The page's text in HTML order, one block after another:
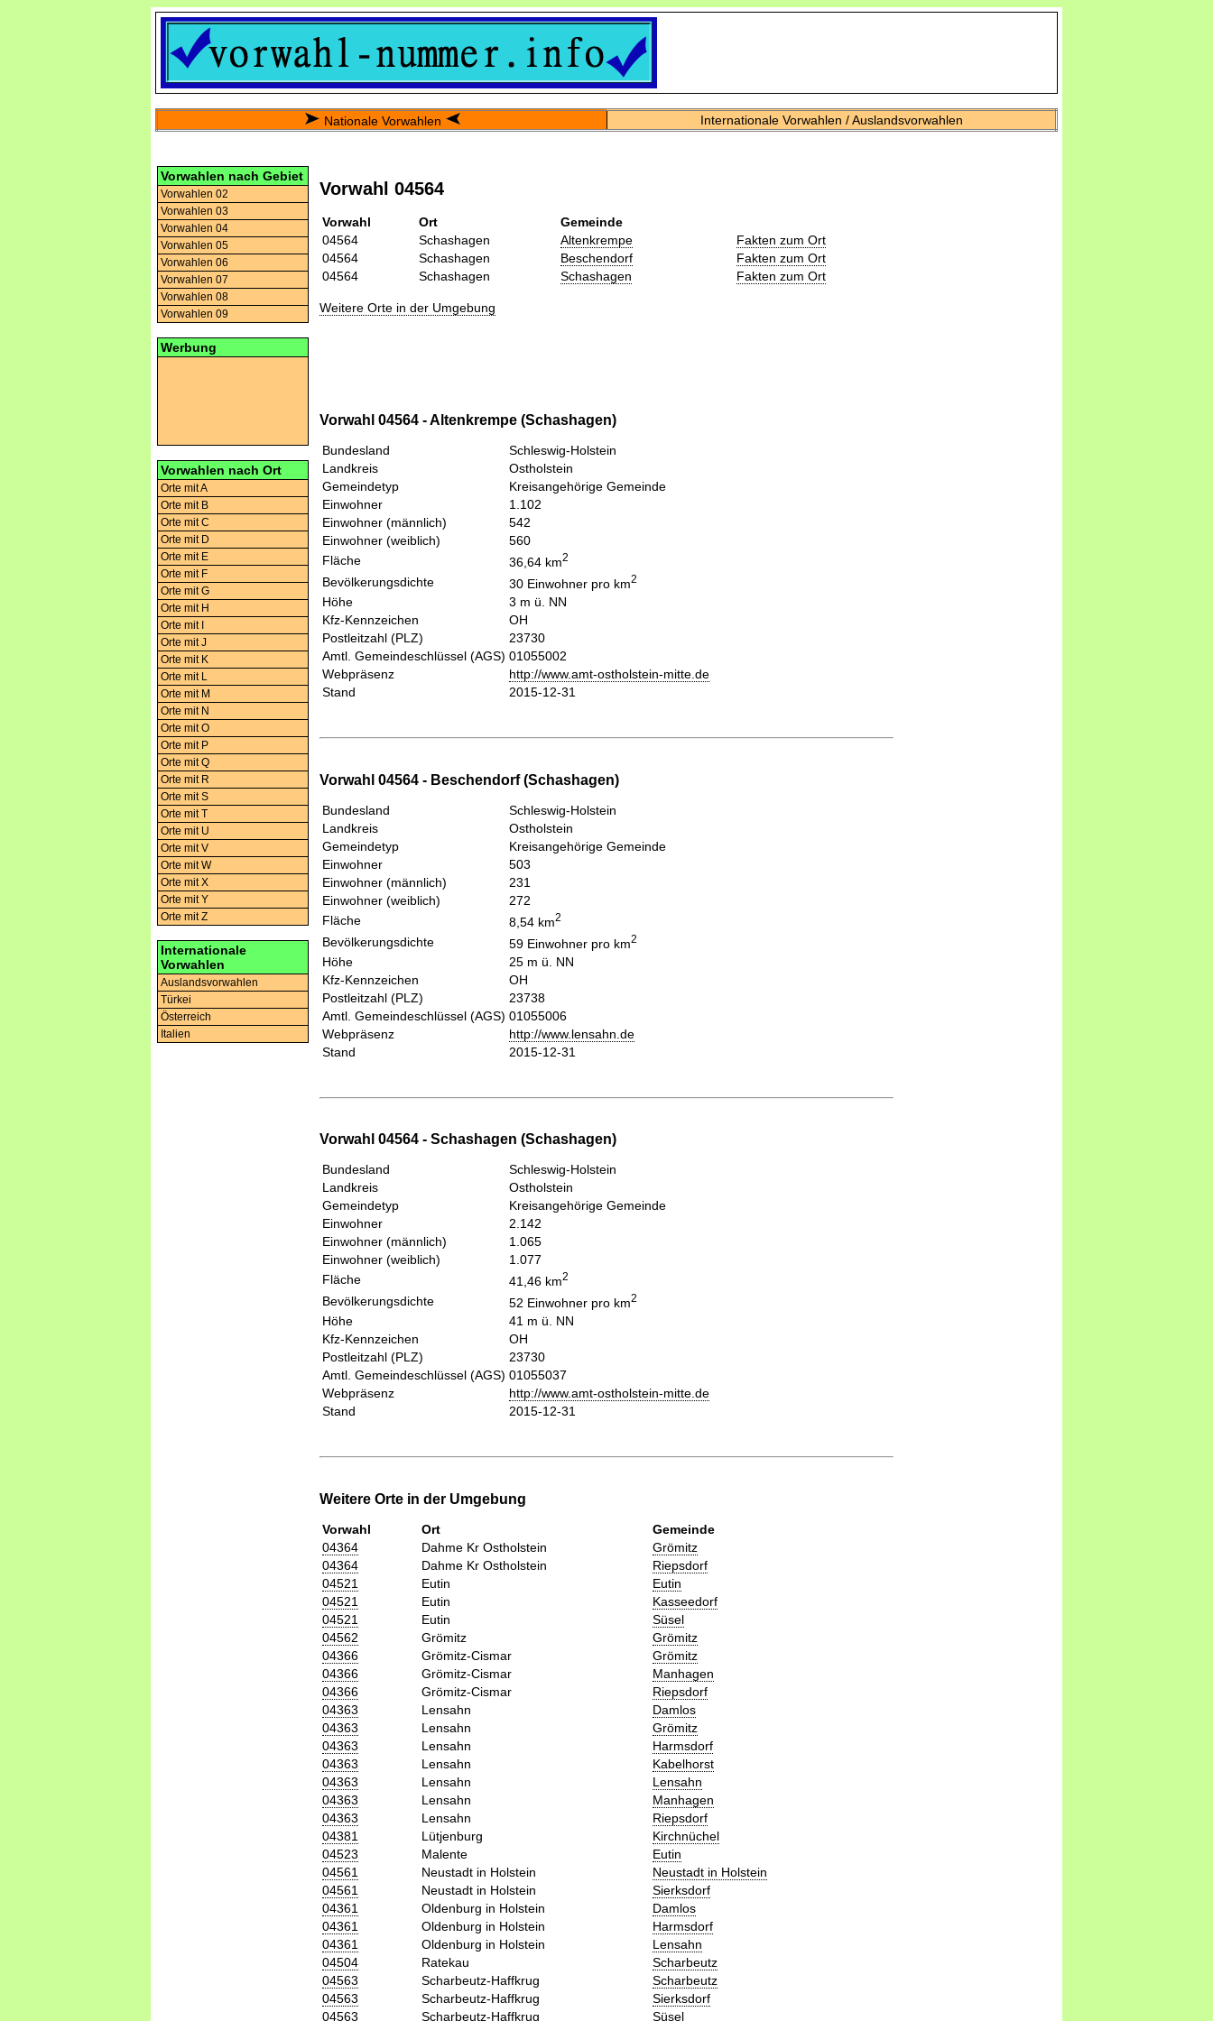
Nationale Vorwahlen Internationale Vorwahlen / Auslandsvorwahlen
Vorwahlen nach Gebiet
Vorwahlen 02
Vorwahlen 03
Vorwahlen 04
Vorwahlen 05
Vorwahlen 06
Vorwahlen 07
Vorwahlen 08
Vorwahlen 09
Werbung
Vorwahlen nach Ort
Orte mit A
Orte mit B
Orte mit C
Orte mit D
Orte mit E
Orte mit F
Orte mit G
Orte mit H
Orte mit I
Orte mit J
Orte mit K
Orte mit L
Orte mit M
Orte mit N
Orte mit O
Orte mit P
Orte mit Q
Orte mit R
Orte mit S
Orte mit T
Orte mit U
Orte mit V
Orte mit W
Orte mit X
Orte mit Y
Orte mit Z
Internationale
Vorwahlen
Auslandsvorwahlen
Türkei
Österreich
Italien
Vorwahl 04564
Vorwahl Ort
Gemeinde
04564
Schashagen Altenkrempe
Fakten zum Ort
04564
Schashagen Beschendorf
Fakten zum Ort
04564
Schashagen Schashagen Fakten zum Ort
Weitere Orte in der Umgebung
Vorwahl 04564 - Altenkrempe (Schashagen)
Bundesland
Schleswig-Holstein
Landkreis
Ostholstein
Gemeindetyp
Kreisangehörige Gemeinde
Einwohner
1.102
Einwohner (männlich)
542
Einwohner (weiblich)
560
Fläche
36,64 km2
Bevölkerungsdichte 30 Einwohner pro km2
Höhe
3 m ü. NN
Kfz-Kennzeichen
OH
Postleitzahl (PLZ)
23730
Amtl. Gemeindeschlüssel (AGS) 01055002
Webpräsenz
http://www.amt-ostholstein-mitte.de
Stand
2015-12-31
Vorwahl 04564 - Beschendorf (Schashagen)
Bundesland
Schleswig-Holstein
Landkreis
Ostholstein
Gemeindetyp
Kreisangehörige Gemeinde
Einwohner
503
Einwohner (männlich)
231
Einwohner (weiblich)
272
Fläche
8,54 km2
Bevölkerungsdichte 59 Einwohner pro km2
Höhe
25 m ü. NN
Kfz-Kennzeichen
OH
Postleitzahl (PLZ)
23738
Amtl. Gemeindeschlüssel (AGS) 01055006
Webpräsenz
http://www.lensahn.de
Stand
2015-12-31
Vorwahl 04564 - Schashagen (Schashagen)
Bundesland
Schleswig-Holstein
Landkreis
Ostholstein
Gemeindetyp
Kreisangehörige Gemeinde
Einwohner
2.142
Einwohner (männlich)
1.065
Einwohner (weiblich)
1.077
Fläche
41,46 km2
Bevölkerungsdichte 52 Einwohner pro km2
Höhe
41 m ü. NN
Kfz-Kennzeichen
OH
Postleitzahl (PLZ)
23730
Amtl. Gemeindeschlüssel (AGS) 01055037
Webpräsenz
http://www.amt-ostholstein-mitte.de
Stand
2015-12-31
Weitere Orte in der Umgebung
Vorwahl Ort
Gemeinde
04364
Dahme Kr Ostholstein
Grömitz
04364
Dahme Kr Ostholstein
Riepsdorf
04521
Eutin
Eutin
04521
Eutin
Kasseedorf
04521
Eutin
Süsel
04562
Grömitz
Grömitz
04366
Grömitz-Cismar
Grömitz
04366
Grömitz-Cismar
Manhagen
04366
Grömitz-Cismar
Riepsdorf
04363
Lensahn
Damlos
04363
Lensahn
Grömitz
04363
Lensahn
Harmsdorf
04363
Lensahn
Kabelhorst
04363
Lensahn
Lensahn
04363
Lensahn
Manhagen
04363
Lensahn
Riepsdorf
04381
Lütjenburg
Kirchnüchel
04523
Malente
Eutin
04561
Neustadt in Holstein
Neustadt in Holstein
04561
Neustadt in Holstein
Sierksdorf
04361
Oldenburg in Holstein
Damlos
04361
Oldenburg in Holstein
Harmsdorf
04361
Oldenburg in Holstein
Lensahn
04504
Ratekau
Scharbeutz
04563
Scharbeutz-Haffkrug
Scharbeutz
04563
Scharbeutz-Haffkrug
Sierksdorf
04563
Scharbeutz-Haffkrug Süsel